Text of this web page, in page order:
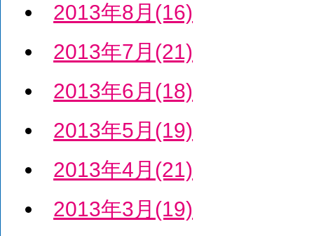
2013年8月(16)
2013年7月(21)
2013年6月(18)
2013年5月(19)
2013年4月(21)
2013年3月(19)